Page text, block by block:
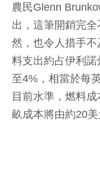
農民Glenn
出，這筆開銷完
然，也令人措手
料支出約占伊利
至4%，相當於每
目前水準，燃料
畝成本將由約20美